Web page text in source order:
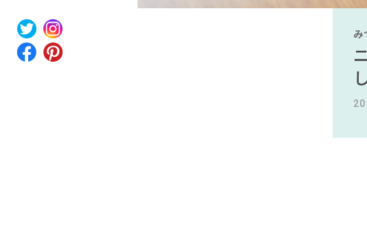
み
み
み
み
み
み